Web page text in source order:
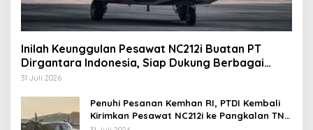
Inilah Keunggulan Pesawat NC212i Buatan PT
Dirgantara Indonesia, Siap Dukung Berbagai
Operasi TNI
31 Juli 2026
Penuhi Pesanan Kemhan RI, PTDI Kembali
Kirimkan Pesawat NC212i ke Pangkalan TNI